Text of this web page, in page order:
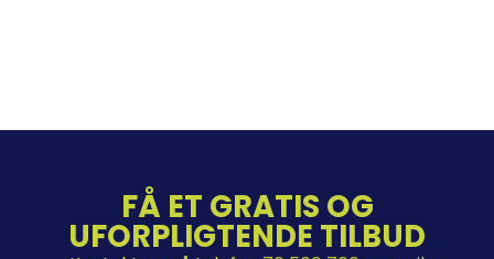
FÅ ET GRATIS OG
UFORPLIGTENDE TILBUD